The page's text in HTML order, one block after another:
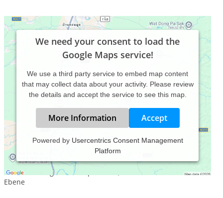
We need your consent to load the
Google Maps service!
We use a third party service to embed map content
that may collect data about your activity. Please review
the details and accept the service to see this map.
More Information Accept
Powered by Usercentrics Consent Management
Platform
Unsere Methode begleitet Sie bei Beziehungskonflikten, im
Berufs- und Privatleben, Stress, Ängsten jeglicher Art,
Einschränkungen auf körperlicher, emotionaler und mentaler
Ebene